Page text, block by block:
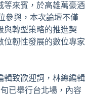
等來賓，於高雄萬豪酒
參與，本次論壇不僅
與轉型策略的推進契
位韌性發展的數位專家
輯致歡迎詞，林總編輯
已舉行台北場，內容